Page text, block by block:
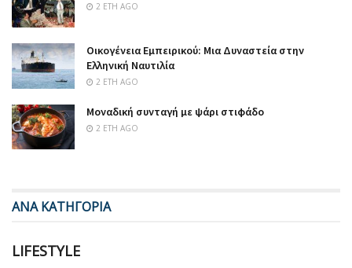
2 ΈΤΗ AGO
Οικογένεια Εμπειρικού: Μια Δυναστεία στην
Ελληνική Ναυτιλία
2 ΈΤΗ AGO
Μοναδική συνταγή με ψάρι στιφάδο
2 ΈΤΗ AGO
ΑΝΑ ΚΑΤΗΓΟΡΙΑ
LIFESTYLE